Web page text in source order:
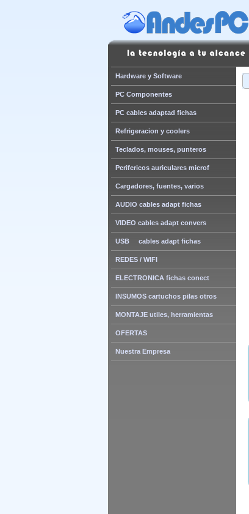
Hardware y Software
PC Componentes
PC cables adaptad fichas
Refrigeracion y coolers
Teclados, mouses, punteros
Perifericos auriculares microf
Cargadores, fuentes, varios
AUDIO cables adapt fichas
VIDEO cables adapt convers
USB cables adapt fichas
REDES / WIFI
ELECTRONICA fichas conect
INSUMOS cartuchos pilas otros
MONTAJE utiles, herramientas
OFERTAS
Nuestra Empresa